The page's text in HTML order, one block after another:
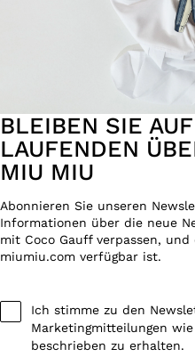
BLEIBEN SIE
LAUFENDEN
MIU MIU
Abonnieren Sie unseren
Informationen über die neue
mit Coco Gauff verpassen,
miumiu.com verfügbar ist.
Ich stimme zu den
Marketingmitteilungen
beschrieben zu erhalten.